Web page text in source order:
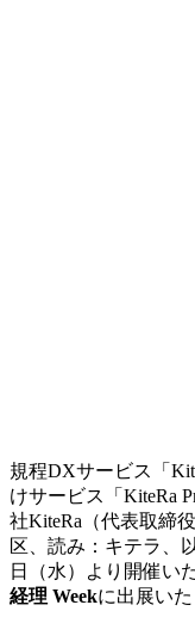
規程DXサービス「
けサービス「KiteRa
社KiteRa（代表取締
区、読み：キテラ、
日（水）より開催い
経理 Weekに出展いた